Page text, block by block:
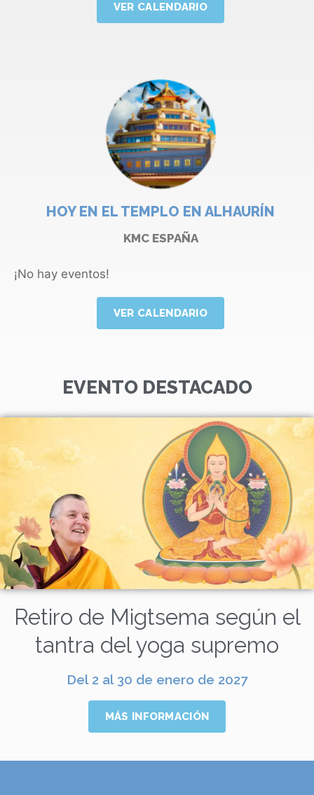
VER CALENDARIO
HOY EN EL TEMPLO EN ALHAURÍN
KMC ESPAÑA
¡No hay eventos!
VER CALENDARIO
EVENTO DESTACADO
Retiro de Migtsema según el
tantra del yoga supremo
Del 2 al 30 de enero de 2027
MÁS INFORMACIÓN